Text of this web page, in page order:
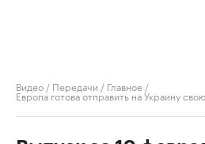
Видео / Передачи / Главное /
Европа готова отправить на Украину